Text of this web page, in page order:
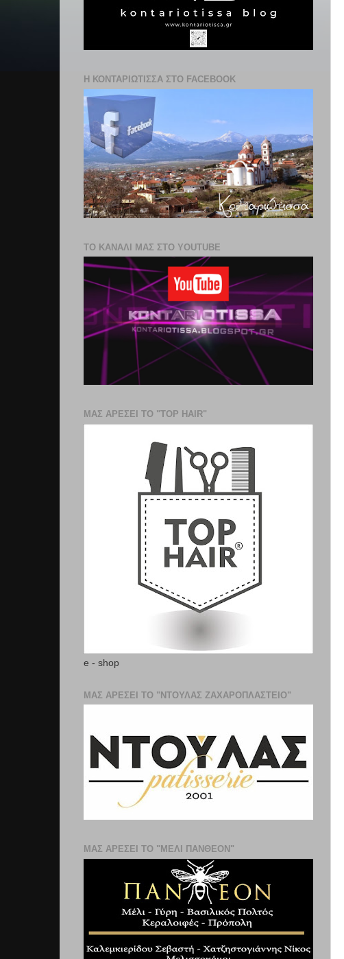
Η ΚΟΝΤΑΡΙΩΤΙΣΣΑ ΣΤΟ FACEBOOK
ΤΟ ΚΑΝΑΛΙ ΜΑΣ ΣΤΟ YOUTUBE
ΜΑΣ ΑΡΕΣΕΙ ΤΟ "TOP HAIR"
e - shop
ΜΑΣ ΑΡΕΣΕΙ ΤΟ "ΝΤΟΥΛΑΣ ΖΑΧΑΡΟΠΛΑΣΤΕΊΟ"
ΜΑΣ ΑΡΕΣΕΙ ΤΟ "ΜΕΛΙ ΠΑΝΘΕΟΝ"